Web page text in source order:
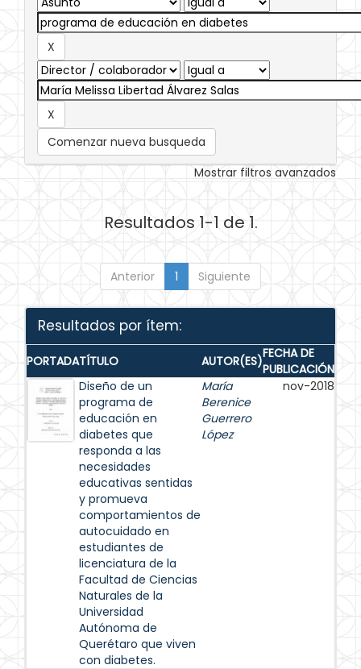
Comenzar nueva busqueda
Mostrar filtros avanzados
Resultados 1-1 de 1.
Anterior 1 Siguiente
Resultados por ítem:
PORTADATÍTULO AUTOR(ES)FECHA DE
PUBLICACIÓN
Diseño de un
programa de
educación en
diabetes que
responda a las
necesidades
educativas sentidas
y promueva
comportamientos de
autocuidado en
estudiantes de
licenciatura de la
Facultad de Ciencias
Naturales de la
Universidad
Autónoma de
Querétaro que viven
con diabetes.
María
Berenice
Guerrero
López
nov-2018